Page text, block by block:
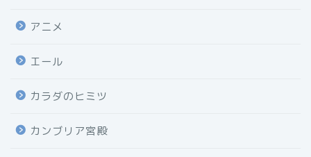
アニメ
エール
カラダのヒミツ
カンブリア宮殿